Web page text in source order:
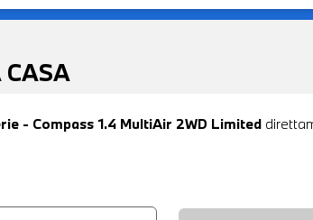
CASA
- Compass 1.4 MultiAir 2WD Limited